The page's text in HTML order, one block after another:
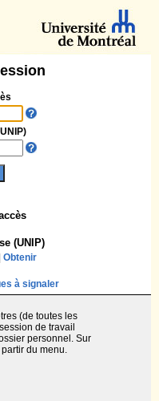
(UNIP)
Obtenir
à signaler
(de toutes les
de travail
personnel. Sur
du menu.